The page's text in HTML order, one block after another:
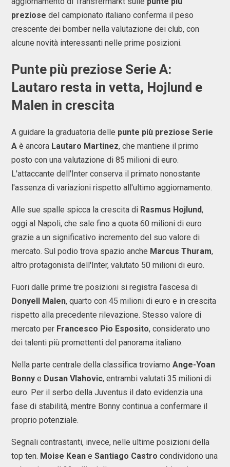
preziose del campionato italiano conferma il peso
crescente dei bomber nella valutazione dei club, con
alcune novità interessanti nelle prime posizioni.
Punte più preziose Serie A:
Lautaro resta in vetta, Hojlund e
Malen in crescita
A guidare la graduatoria delle punte più preziose Serie
A è ancora Lautaro Martinez, che mantiene il primo
posto con una valutazione di 85 milioni di euro.
L'attaccante dell'Inter conserva il primato nonostante
l'assenza di variazioni rispetto all'ultimo aggiornamento.
Alle sue spalle spicca la crescita di Rasmus Hojlund,
oggi al Napoli, che sale fino a quota 60 milioni di euro
grazie a un significativo incremento del suo valore di
mercato. Sul podio trova spazio anche Marcus Thuram,
altro protagonista dell'Inter, valutato 50 milioni di euro.
Fuori dalle prime tre posizioni si registra l'ascesa di
Donyell Malen, quarto con 45 milioni di euro e in crescita
rispetto alla precedente rilevazione. Stesso valore di
mercato per Francesco Pio Esposito, considerato uno
dei talenti più promettenti del panorama italiano.
Nella parte centrale della classifica troviamo Ange-Yoan
Bonny e Dusan Vlahovic, entrambi valutati 35 milioni di
euro. Per il serbo della Juventus il dato evidenzia una
fase di stabilità, mentre Bonny continua a confermare il
proprio potenziale.
Segnali contrastanti, invece, nelle ultime posizioni della
top ten. Moise Kean e Santiago Castro condividono una